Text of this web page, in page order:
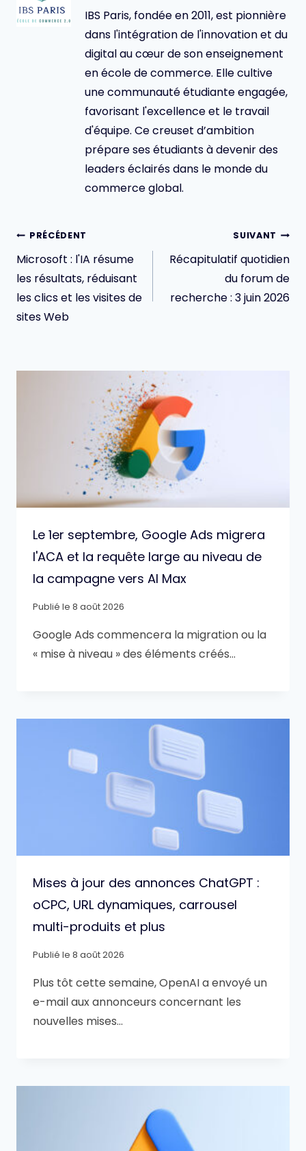
IBS Paris, fondée en 2011, est pionnière
dans l'intégration de l'innovation et du
digital au cœur de son enseignement
en école de commerce. Elle cultive
une communauté étudiante engagée,
favorisant l'excellence et le travail
d'équipe. Ce creuset d’ambition
prépare ses étudiants à devenir des
leaders éclairés dans le monde du
commerce global.
Navigation
de
l’article
PRÉCÉDENT
Microsoft : l'IA résume
les résultats, réduisant
les clics et les visites de
sites Web
SUIVANT
Récapitulatif quotidien
du forum de
recherche : 3 juin 2026
Le 1er septembre, Google Ads migrera
l'ACA et la requête large au niveau de
la campagne vers AI Max
Publié le 8 août 2026
Google Ads commencera la migration ou la
« mise à niveau » des éléments créés…
Mises à jour des annonces ChatGPT :
oCPC, URL dynamiques, carrousel
multi-produits et plus
Publié le 8 août 2026
Plus tôt cette semaine, OpenAI a envoyé un
e-mail aux annonceurs concernant les
nouvelles mises…